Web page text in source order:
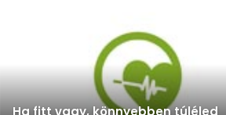
Ha fitt vagy, könnyebben túléled